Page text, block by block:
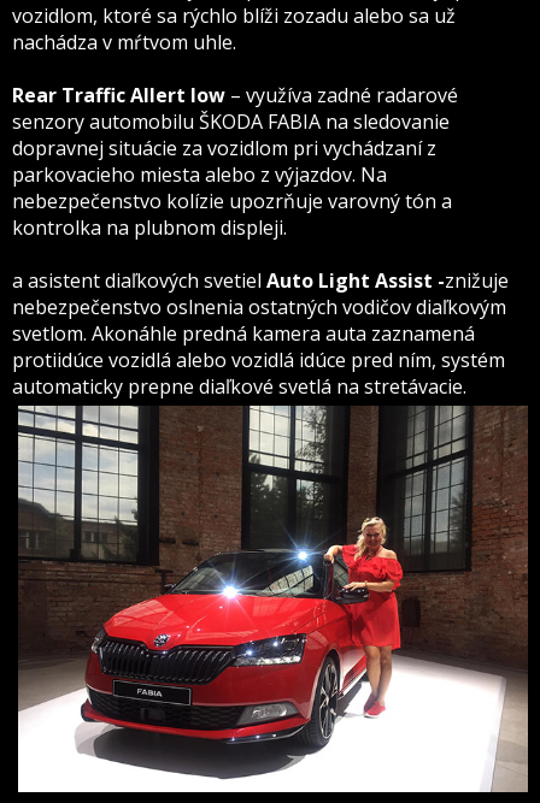
vozidlom, ktoré sa rýchlo blíži zozadu alebo sa už
nachádza v mŕtvom uhle.
Rear Traffic Allert low – využíva zadné radarové
senzory automobilu ŠKODA FABIA na sledovanie
dopravnej situácie za vozidlom pri vychádzaní z
parkovacieho miesta alebo z výjazdov. Na
nebezpečenstvo kolízie upozrňuje varovný tón a
kontrolka na plubnom displeji.
a asistent diaľkových svetiel Auto Light Assist -znižuje
nebezpečenstvo oslnenia ostatných vodičov diaľkovým
svetlom. Akonáhle predná kamera auta zaznamená
protiidúce vozidlá alebo vozidlá idúce pred ním, systém
automaticky prepne diaľkové svetlá na stretávacie.